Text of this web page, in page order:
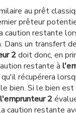
au prêt
prêteur
caution restante
Dans un transfert
2doit donc, en
restante à
qu'il récupérera
bien. Si le bien est
l'emprunteur 2
caution restante